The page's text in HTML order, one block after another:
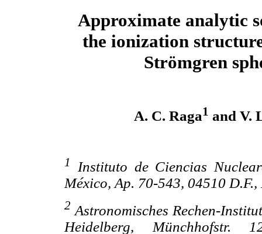
Approximate analytic
the ionization
Strömgren
A. C. Raga1 and V.
1
Instituto de Ciencias
México, Ap. 70-543, 04510
2 Astronomisches Rechen-
Heidelberg, Münchhofstr.